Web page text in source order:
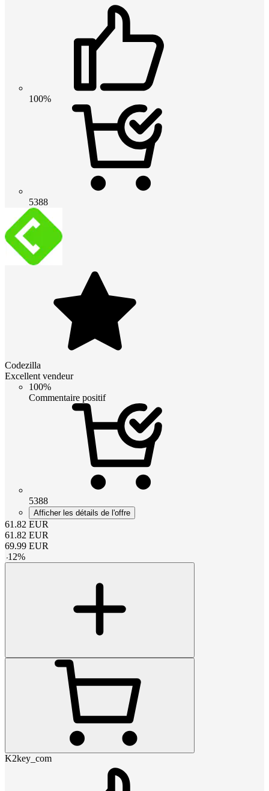
100%
5388
Codezilla
Excellent vendeur
100%
Commentaire positif
5388
Afficher les détails de l'offre
61.82 EUR
61.82 EUR
69.99 EUR
-12%
K2key_com